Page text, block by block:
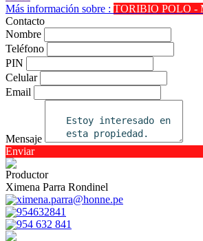
Más información sobre : TORIBIO POLO -
Contacto
Nombre
Teléfono
PIN
Celular
Email
Mensaje
Enviar
Productor
Ximena Parra Rondinel
ximena.parra@honne.pe
954632841
954 632 841